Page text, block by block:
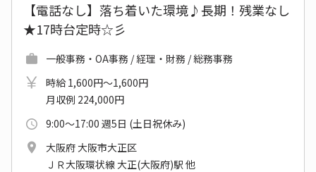
【電話なし】落ち着いた環境♪長期！残業なし
★17時台定時☆彡
一般事務・OA事務 / 経理・財務 / 総務事務
時給 1,600円～1,600円
月収例 224,000円
9:00～17:00 週5日 (土日祝休み)
大阪府 大阪市大正区
ＪＲ大阪環状線 大正(大阪府)駅 他